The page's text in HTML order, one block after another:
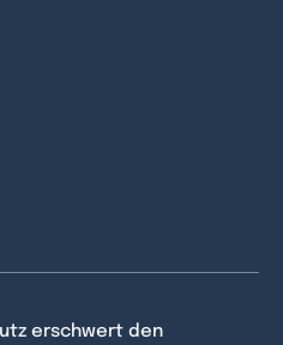
erschwert den